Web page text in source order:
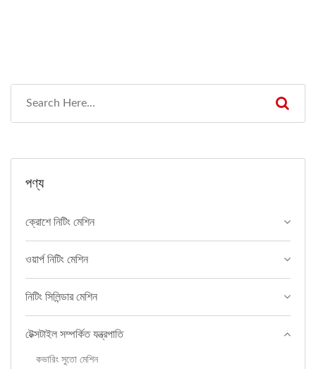
পণ্য
ক্রোশে নিটিং মেশিন
ওয়ার্প নিটিং মেশিন
নিটিং সিলিন্ডার মেশিন
টেক্সটাইল সম্পর্কিত যন্ত্রপাতি
কভারিং সুতো মেশিন